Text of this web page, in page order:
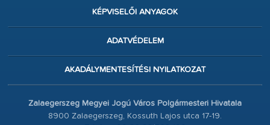
KÉPVISELŐI ANYAGOK
ADATVÉDELEM
AKADÁLYMENTESÍTÉSI NYILATKOZAT
Zalaegerszeg Megyei Jogú Város Polgármesteri Hivatala
8900 Zalaegerszeg, Kossuth Lajos utca 17-19.